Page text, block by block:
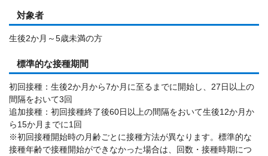
対象者
生後2か月～5歳未満の方
標準的な接種期間
初回接種：生後2か月から7か月に至るまでに開始し、27日以上の
間隔をおいて3回
追加接種：初回接種終了後60日以上の間隔をおいて生後12か月か
ら15か月までに1回
※初回接種開始時の月齢ごとに接種方法が異なります。標準的な
接種年齢で接種開始ができなかった場合は、回数・接種時期につ